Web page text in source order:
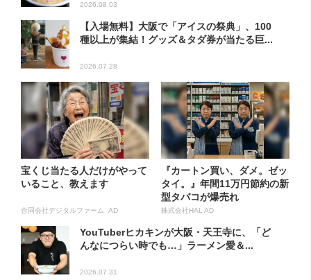
2026.08.03
【入場無料】大阪で「アイスの祭典」、100
種以上が集結！グッズ＆タダ券が当たる巨...
2026.07.28
宝くじ当たる人だけがやって
いること、教えます
合同会社デジタルファーム AD
『カートン買い、ダメ。ゼッ
タイ。』年間11万円節約の新
型タバコが爆売れ
株式会社HAL AD
YouTuberヒカキンが大阪・天王寺に、「ど
んなにつらい時でも…」ラーメン愛＆...
2026.07.31